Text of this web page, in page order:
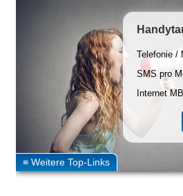
Telefonie /
SMS pro
Internet